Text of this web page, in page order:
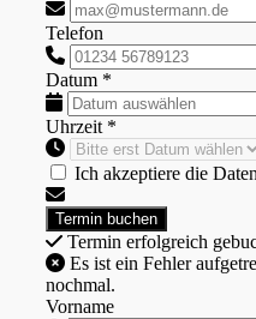
Telefon
Datum *
Uhrzeit *
Ich akzeptiere die
Termin erfolgreich
nochmal.
Vorname